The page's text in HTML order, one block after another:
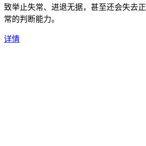
致举止失常、进退无据，甚至还会失去正
常的判断能力。
详情